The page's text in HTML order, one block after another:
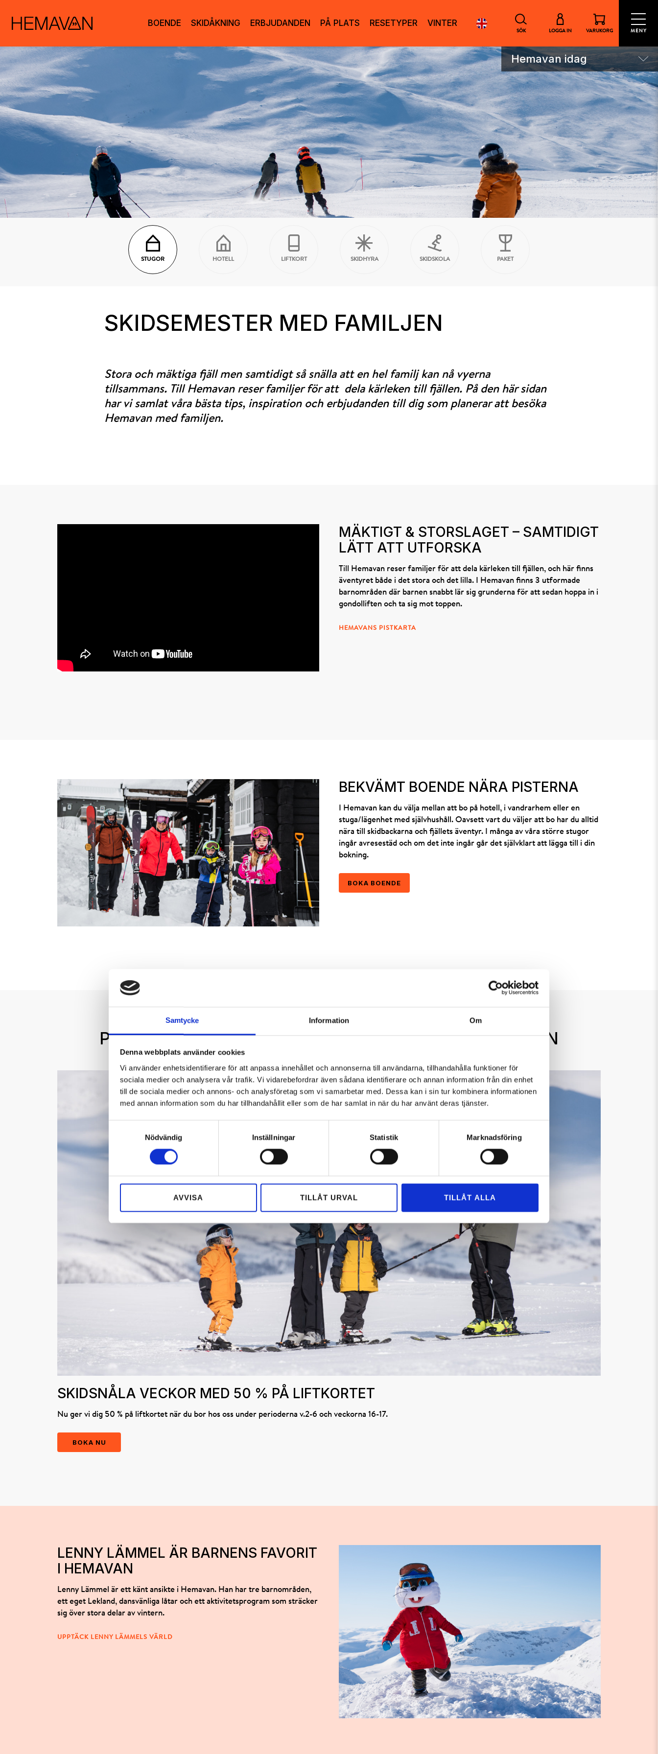
Samtycke Information Om
Denna webbplats använder cookies
Vi använder enhetsidentifierare för att anpassa innehållet och annonserna till användarna, tillhandahålla funktioner för
sociala medier och analysera vår trafik. Vi vidarebefordrar även sådana identifierare och annan information från din enhet
till de sociala medier och annons- och analysföretag som vi samarbetar med. Dessa kan i sin tur kombinera informationen
med annan information som du har tillhandahållit eller som de har samlat in när du har använt deras tjänster.
Nödvändig
Inställningar Statistik Marknadsföring
AVVISA TILLÅT URVAL TILLÅT ALLA
BOENDE SKIDÅKNING ERBJUDANDEN PÅ PLATS RESETYPER VINTER
SÖK LOGGA IN VARUKORG MENY
Hemavan idag
STUGOR HOTELL LIFTKORT SKIDHYRA SKIDSKOLA PAKET
SKIDSEMESTER MED FAMILJEN
Stora och mäktiga fjäll men samtidigt så snälla att en hel familj kan nå vyerna
tillsammans. Till Hemavan reser familjer för att dela kärleken till fjällen. På den här sidan
har vi samlat våra bästa tips, inspiration och erbjudanden till dig som planerar att besöka
Hemavan med familjen.
MÄKTIGT & STORSLAGET – SAMTIDIGT
LÄTT ATT UTFORSKA
Till Hemavan reser familjer för att dela kärleken till fjällen, och här finns
äventyret både i det stora och det lilla. I Hemavan finns 3 utformade
barnområden där barnen snabbt lär sig grunderna för att sedan hoppa in i
gondolliften och ta sig mot toppen.
HEMAVANS PISTKARTA
BEKVÄMT BOENDE NÄRA PISTERNA
I Hemavan kan du välja mellan att bo på hotell, i vandrarhem eller en
stuga/lägenhet med självhushåll. Oavsett vart du väljer att bo har du alltid
nära till skidbackarna och fjällets äventyr. I många av våra större stugor
ingår avresestäd och om det inte ingår går det självklart att lägga till i din
bokning.
BOKA BOENDE
PLÅNBOKSVÄNLIGT PAKETERBJUDANDE FÖR FAMILJEN
SKIDSNÅLA VECKOR MED 50 % PÅ LIFTKORTET
Nu ger vi dig 50 % på liftkortet när du bor hos oss under perioderna v.2-6 och veckorna 16-17.
BOKA NU
LENNY LÄMMEL ÄR BARNENS FAVORIT
I HEMAVAN
Lenny Lämmel är ett känt ansikte i Hemavan. Han har tre barnområden,
ett eget Lekland, dansvänliga låtar och ett aktivitetsprogram som sträcker
sig över stora delar av vintern.
UPPTÄCK LENNY LÄMMELS VÄRLD